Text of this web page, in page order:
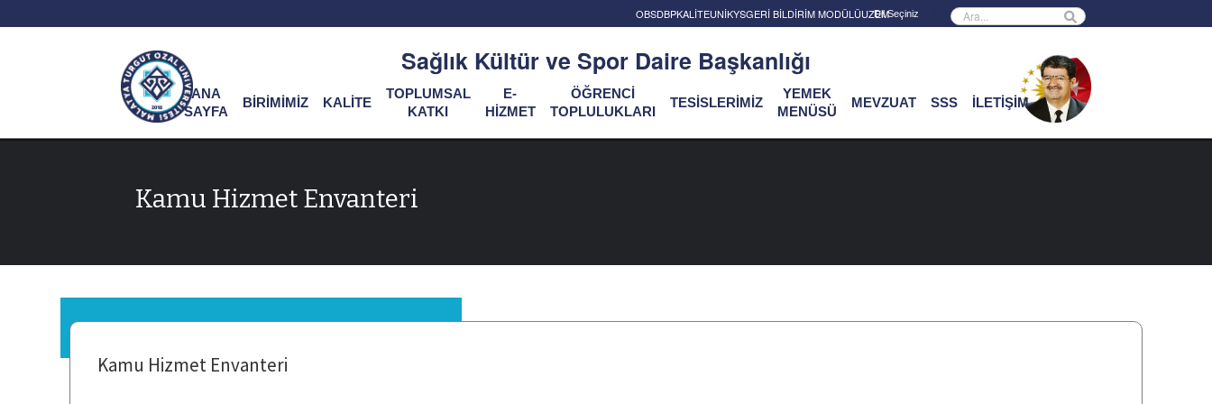
OBSDBPKALİTEUNİKYSGERİ BİLDİRİM MODÜLÜUZEM Powered by
Sağlık Kültür ve Spor Daire Başkanlığı
ANA
SAYFA
BİRİMİMİZ KALİTE
TOPLUMSAL
KATKI
E-
HİZMET
ÖĞRENCİ
TOPLULUKLARI
TESİSLERİMİZ
YEMEK
MENÜSÜ
MEVZUAT SSS İLETİŞİM
Kamu Hizmet Envanteri
Kamu Hizmet Envanteri